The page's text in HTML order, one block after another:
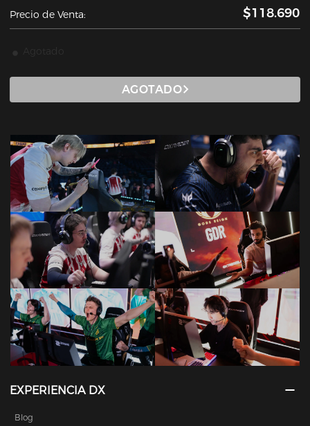
Precio de Venta:
$118.690
AGOTADO
EXPERIENCIA DX
Blog